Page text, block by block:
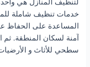
لتنظيف المنازل هي
خدمات تنظيف شاملة
المساعدة على الحفاظ
آمنة لسكان المنطقة.
سطحي للأثاث و